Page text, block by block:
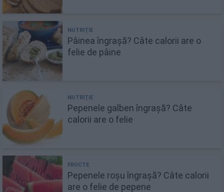
Pâinea îngrașă? Câte calorii are o
felie de pâine
Pepenele galben îngrașă? Câte
calorii are o felie
Pepenele roșu îngrașă? Câte calorii
are o felie de pepene